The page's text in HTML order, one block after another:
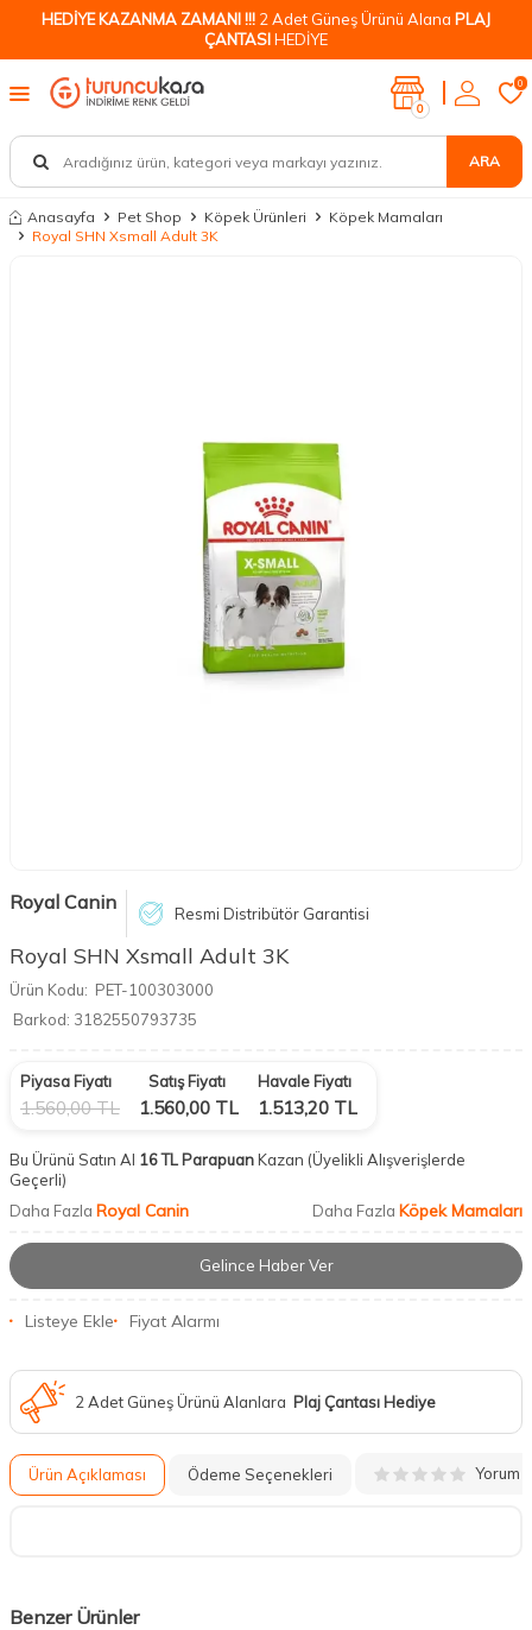
HEDİYE KAZANMA ZAMANI !!! 2 Adet Güneş Ürünü Alana PLAJ
ÇANTASIHEDİYE
ARA
0
0
Anasayfa Pet Shop Köpek Ürünleri
Köpek Mamaları
Royal SHN Xsmall Adult 3K
Royal Canin Resmi Distribütör Garantisi
Royal SHN Xsmall Adult 3K
Ürün Kodu: PET-100303000
Barkod: 3182550793735
Piyasa Fiyatı
1.560,00TL
Satış Fiyatı
1.560,00 TL
Havale Fiyatı
1.513,20 TL
Bu Ürünü Satın Al 16 TL ParapuanKazan (Üyelikli Alışverişlerde
Geçerli)
Daha Fazla Royal Canin Daha Fazla Köpek Mamaları
Gelince Haber Ver
Listeye Ekle Fiyat Alarmı
2 Adet Güneş Ürünü Alanlara Plaj Çantası Hediye
Ürün Açıklaması Ödeme Seçenekleri Yorum
Benzer Ürünler